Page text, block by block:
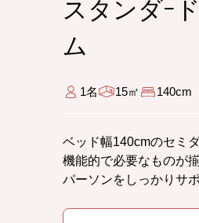
スタンダｰ
ム
1名 15㎡ 140cm
ベッド幅140cmのセミ
機能的で必要なものが
パーソンをしっかりサ